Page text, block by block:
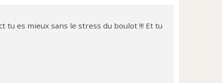
tu es mieux sans le stress du boulot !!! Et tu